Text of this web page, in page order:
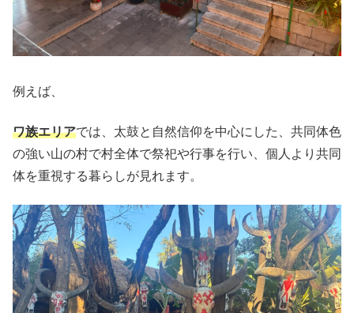
例えば、
ワ族エリアでは、太鼓と自然信仰を中心にした、共同体色
の強い山の村で村全体で祭祀や行事を行い、個人より共同
体を重視する暮らしが見れます。